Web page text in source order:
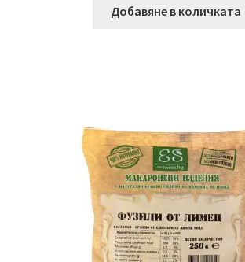
Добавяне в количката